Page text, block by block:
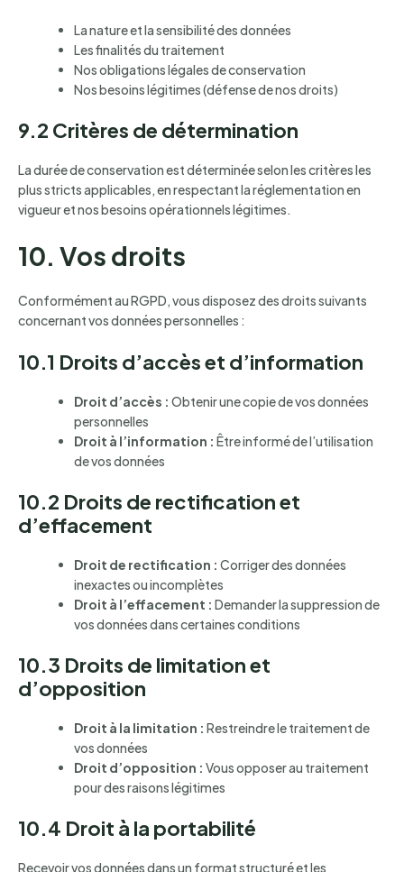
La nature et la sensibilité des données
Les finalités du traitement
Nos obligations légales de conservation
Nos besoins légitimes (défense de nos droits)
9.2 Critères de détermination
La durée de conservation est déterminée selon les critères les
plus stricts applicables, en respectant la réglementation en
vigueur et nos besoins opérationnels légitimes.
10. Vos droits
Conformément au RGPD, vous disposez des droits suivants
concernant vos données personnelles :
10.1 Droits d’accès et d’information
Droit d’accès : Obtenir une copie de vos données
personnelles
Droit à l’information : Être informé de l’utilisation
de vos données
10.2 Droits de rectification et
d’effacement
Droit de rectification : Corriger des données
inexactes ou incomplètes
Droit à l’effacement : Demander la suppression de
vos données dans certaines conditions
10.3 Droits de limitation et
d’opposition
Droit à la limitation : Restreindre le traitement de
vos données
Droit d’opposition : Vous opposer au traitement
pour des raisons légitimes
10.4 Droit à la portabilité
Recevoir vos données dans un format structuré et les